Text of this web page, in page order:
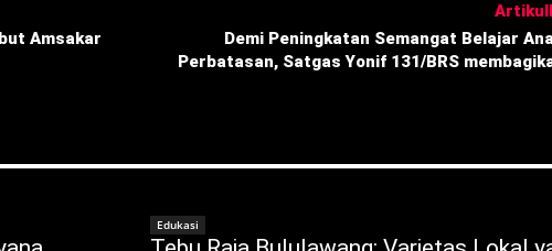
Amsakar
Demi Peningkatan Semangat Belajar
Perbatasan, Satgas Yonif 131/BRS
Edukasi